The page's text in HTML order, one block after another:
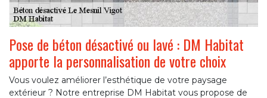
Pose de béton désactivé ou lavé : DM Habitat
apporte la personnalisation de votre choix
Vous voulez améliorer l’esthétique de votre paysage
extérieur ? Notre entreprise DM Habitat vous propose de